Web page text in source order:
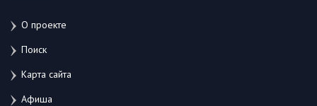
О проекте
Поиск
Карта сайта
Афиша